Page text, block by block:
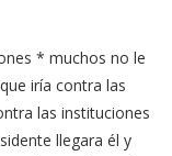
* muchos no le
iría contra las
las instituciones
llegara él y